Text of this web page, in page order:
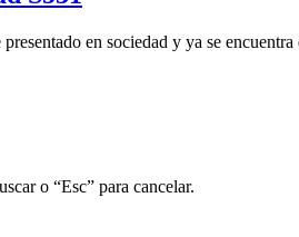
en sociedad y ya se
o “Esc” para cancelar.